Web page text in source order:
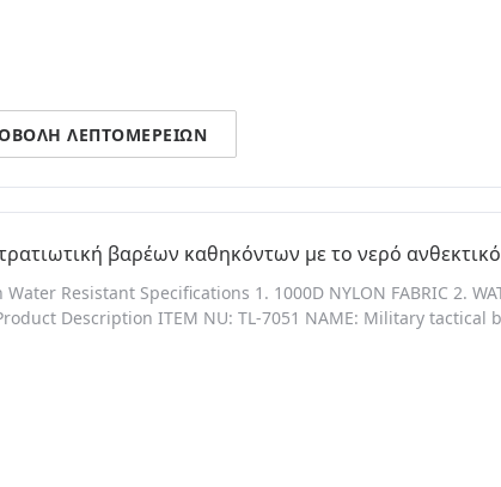
ΛΕΠΤΟΜΕΡΕΙΏΝ
βαρέων καθηκόντων με το νερό ανθεκτικό
Resistant Specifications 1. 1000D NYLON FABRIC 2.
Product Description ITEM NU: TL-7051 NAME: Military tactical